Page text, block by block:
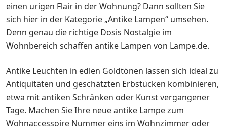
einen urigen Flair in der Wohnung? Dann sollten Sie
sich hier in der Kategorie „Antike Lampen“ umsehen.
Denn genau die richtige Dosis Nostalgie im
Wohnbereich schaffen antike Lampen von Lampe.de.
Antike Leuchten in edlen Goldtönen lassen sich ideal zu
Antiquitäten und geschätzten Erbstücken kombinieren,
etwa mit antiken Schränken oder Kunst vergangener
Tage. Machen Sie Ihre neue antike Lampe zum
Wohnaccessoire Nummer eins im Wohnzimmer oder